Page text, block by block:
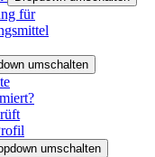
für
umschalten
umschalten